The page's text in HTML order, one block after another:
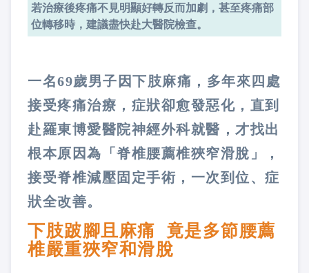
若治療後疼痛不見明顯好轉反而加劇，甚至疼痛部
位轉移時，建議盡快赴大醫院檢查。
一名69歲男子因下肢麻痛，多年來四處
接受疼痛治療，症狀卻愈發惡化，直到
赴羅東博愛醫院神經外科就醫，才找出
根本原因為「脊椎腰薦椎狹窄滑脫」，
接受脊椎減壓固定手術，一次到位、症
狀全改善。
下肢跛腳且麻痛 竟是多節腰薦
椎嚴重狹窄和滑脫